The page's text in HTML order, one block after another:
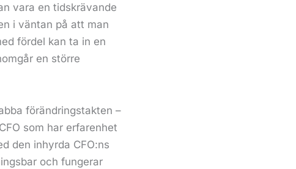
vara en tidskrävande
i väntan på att man
fördel kan ta in en
en större
förändringstakten –
som har erfarenhet
den inhyrda CFO:ns
och fungerar